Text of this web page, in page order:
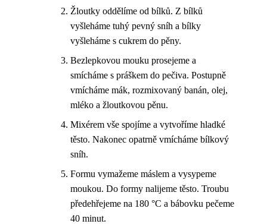
Žloutky oddělíme od bílků. Z bílků
vyšleháme tuhý pevný sníh a bílky
vyšleháme s cukrem do pěny.
Bezlepkovou mouku prosejeme a
smícháme s práškem do pečiva. Postupně
vmícháme mák, rozmixovaný banán, olej,
mléko a žloutkovou pěnu.
Mixérem vše spojíme a vytvoříme hladké
těsto. Nakonec opatrně vmícháme bílkový
sníh.
Formu vymažeme máslem a vysypeme
moukou. Do formy nalijeme těsto. Troubu
předehřejeme na 180 °C a bábovku pečeme
40 minut.